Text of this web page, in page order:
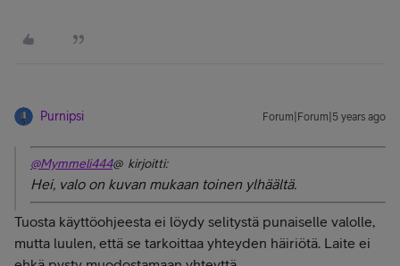
Purnipsi Forum|Forum|5 years ago
@Mymmeli444@ kirjoitti:
Hei, valo on kuvan mukaan toinen ylhäältä.
Tuosta käyttöohjeesta ei löydy selitystä punaiselle valolle,
mutta luulen, että se tarkoittaa yhteyden häiriötä. Laite ei